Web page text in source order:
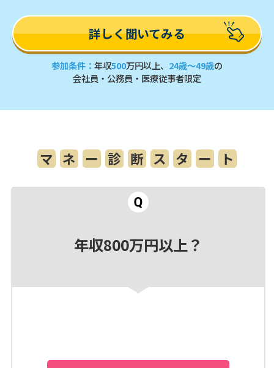
詳しく聞いてみる
参加条件： 年収500万円以上、 24歳～49歳の
会社員・公務員・医療従事者限定
マ ネ ー 診 断 ス タ ー ト
年収800万円以上？